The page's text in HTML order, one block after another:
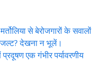
से बेरोजगारों के सवालों
देखना न भूलें।
प्रदूषण एक गंभीर पर्यावरणीय